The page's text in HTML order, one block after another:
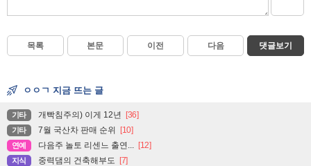
목록 본문 이전 다음 댓글보기
ㅇㅇㄱ 지금 뜨는 글
기타 개빡침주의) 이게 12년 [36]
기타 7월 국산차 판매 순위 [10]
연예 다음주 놀토 리센느 출연... [12]
지식 중력댐의 건축해부도 [7]